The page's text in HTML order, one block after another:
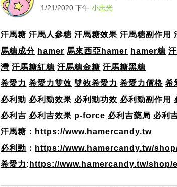
1/21/2020 下午小志光
汗馬糖 汗馬人參糖 汗馬糖效果 汗馬糖副作用
馬糖成分 hamer 馬來西亞hamer hamer糖
灣 汗馬糖紅糖 汗馬糖金糖 汗馬糖黑糖
希愛力 希愛力雙效 雙效希愛力 希愛力價格 希
必利勁 必利勁效果 必利勁功效 必利勁副作用
必利吉 必利吉效果 p-force 必利吉藥局 必利
汗馬糖 ： https://www.hamercandy.tw
必利勁 ： https://www.hamercandy.tw/
希愛力: https://www.hamercandy.tw/